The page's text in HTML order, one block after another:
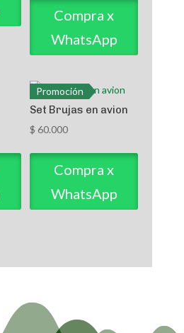
Compra x
WhatsApp
Promoción
Set Brujas en avion
$ 60.000
Compra x
WhatsApp